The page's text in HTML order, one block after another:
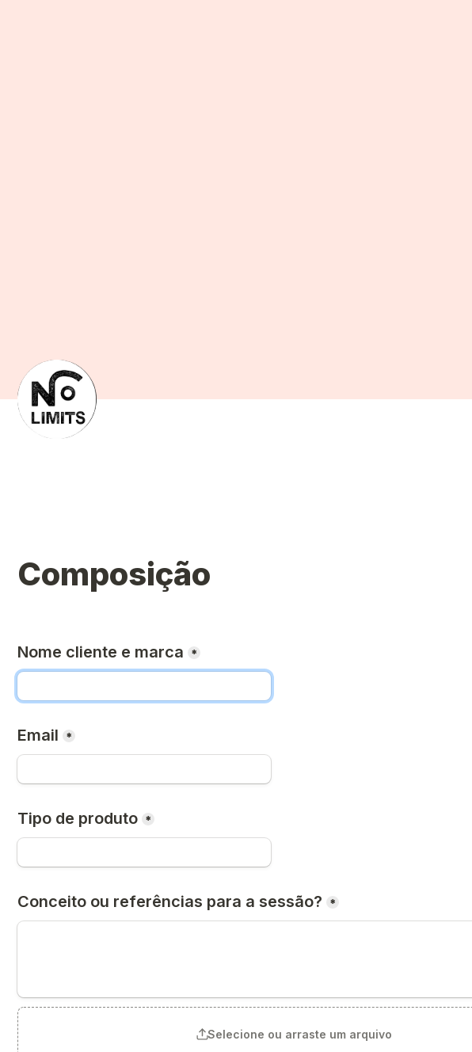
Nome cliente e marca *
Email *
Tipo de produto *
*
Selecione ou arraste um arquivo